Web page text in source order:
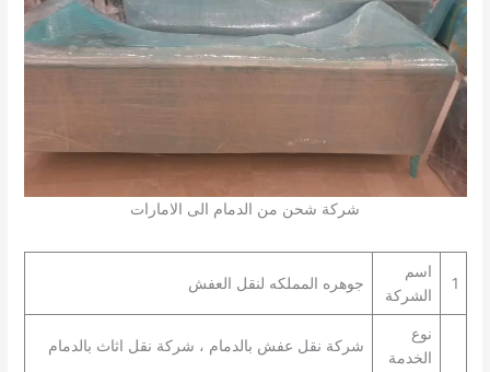
شركة شحن من الدمام الى الامارات
1
اسم
الشركة
جوهره المملكه لنقل العفش
نوع
الخدمة
شركة نقل عفش بالدمام ، شركة نقل اثاث بالدمام